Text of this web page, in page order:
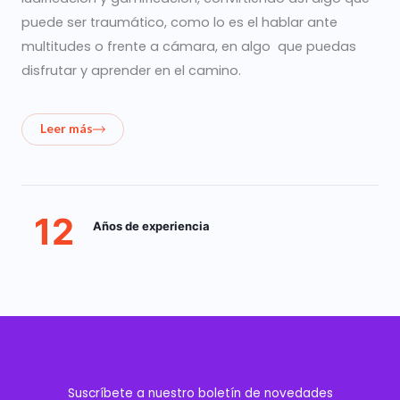
puede ser traumático, como lo es el hablar ante
multitudes o frente a cámara, en algo que puedas
disfrutar y aprender en el camino.
Leer más
12 Años de experiencia
Suscríbete a nuestro boletín de novedades